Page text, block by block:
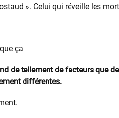
». Celui qui réveille les
ça.
de tellement de facteurs que
différentes.